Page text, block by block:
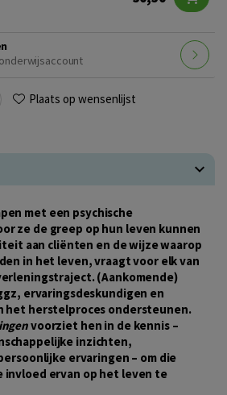
Plaats op wensenlijst
met een psychische
ze de greep op hun leven kunnen
aan cliënten en de wijze waarop
in het leven, vraagt voor elk van
(Aankomende)
ervaringsdeskundigen en
het herstelproces ondersteunen.
voorziet hen in de kennis –
inzichten,
ervaringen – om die
invloed ervan op het leven te